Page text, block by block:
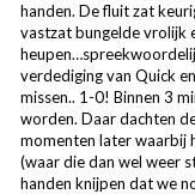
handen. De fluit zat
vastzat bungelde vrolijk
verdediging van Quick
missen.. 1-0! Binnen 3
worden. Daar dachten
momenten later waarbij
(waar die dan wel weer
handen knijpen dat we